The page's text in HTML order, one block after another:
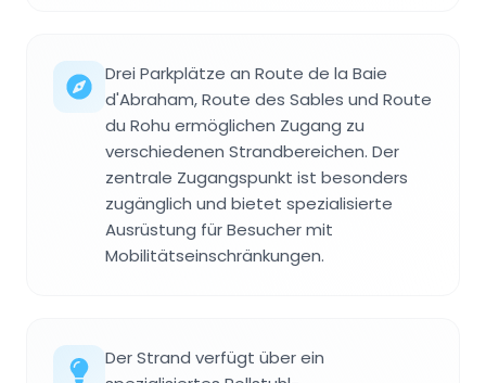
Drei Parkplätze an Route de la Baie
d'Abraham, Route des Sables und Route
du Rohu ermöglichen Zugang zu
verschiedenen Strandbereichen. Der
zentrale Zugangspunkt ist besonders
zugänglich und bietet spezialisierte
Ausrüstung für Besucher mit
Mobilitätseinschränkungen.
Der Strand verfügt über ein